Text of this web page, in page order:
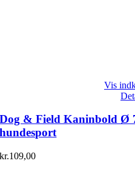
Vis
Dog & Field Kaninbold Ø
hundesport
kr.109,00